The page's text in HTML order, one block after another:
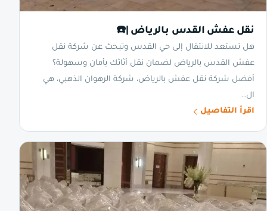
نقل عفش القدس بالرياض |☎️
هل تستعد للانتقال إلى حي القدس وتبحث عن شركة نقل
عفش القدس بالرياض لضمان نقل أثاثك بأمان وسهولة؟
أفضل شركة نقل عفش بالرياض، شركة الرهوان الذهبي، هي
ال…
اقرأ التفاصيل